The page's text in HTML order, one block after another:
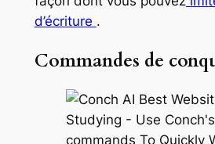
d’écriture .
Commandes de